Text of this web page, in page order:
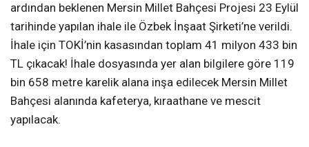
ardından beklenen Mersin Millet Bahçesi Projesi 23 Eylül
tarihinde yapılan ihale ile Özbek İnşaat Şirketi’ne verildi.
İhale için TOKİ’nin kasasından toplam 41 milyon 433 bin
TL çıkacak! İhale dosyasında yer alan bilgilere göre 119
bin 658 metre karelik alana inşa edilecek Mersin Millet
Bahçesi alanında kafeterya, kıraathane ve mescit
yapılacak.